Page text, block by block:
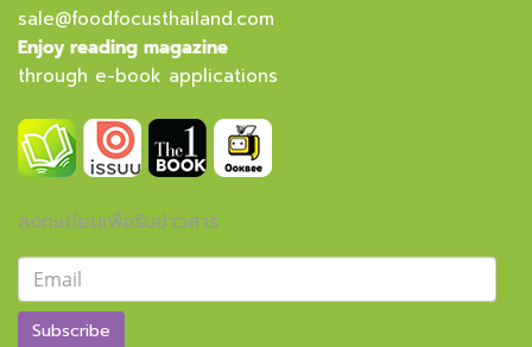
sale@foodfocusthailand.com
Enjoy reading magazine
through e-book applications
ลงทะเบียนเพื่อรับข่าวสาร
Subscribe